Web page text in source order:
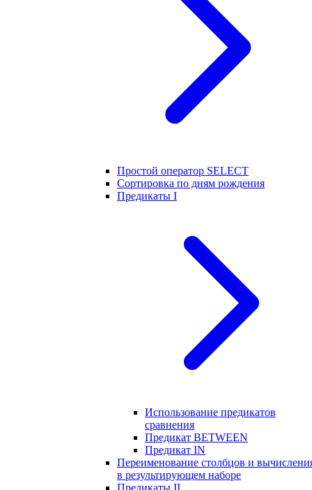
Простой оператор SELECT
Сортировка по дням рождения
Предикаты I
Использование предикатов
сравнения
Предикат BETWEEN
Предикат IN
Переименование столбцов и
в результирующем наборе
Предикаты II